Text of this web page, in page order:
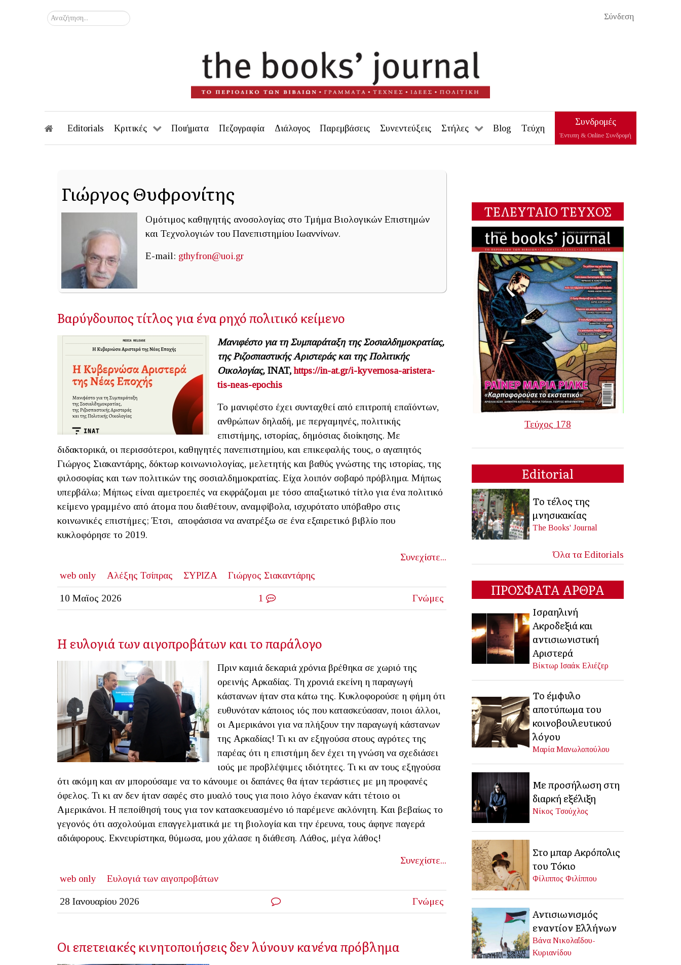
Σύνδεση
Αναζήτηση...
Editorials Κριτικές Ποιήματα Πεζογραφία Διάλογος Παρεμβάσεις Συνεντεύξεις Στήλες Blog Τεύχη
Συνδρομές
Έντυπη & Online Συνδρομή
Γιώργος Θυφρονίτης
Ομότιμος καθηγητής ανοσολογίας στο Τμήμα Βιολογικών Επιστημών
και Τεχνολογιών του Πανεπιστημίου Ιωαννίνων.
E-mail: gthyfron@uoi.gr
Βαρύγδουπος τίτλος για ένα ρηχό πολιτικό κείμενο
Μανιφέστο για τη Συμπαράταξη της Σοσιαλδημοκρατίας,
της Ριζοσπαστικής Αριστεράς και της Πολιτικής
Οικολογίας, INAT,https://in-at.gr/i-kyvernosa-aristera-
tis-neas-epochis
Το μανιφέστο έχει συνταχθεί από επιτροπή επαϊόντων,
ανθρώπων δηλαδή, με περγαμηνές, πολιτικής
επιστήμης, ιστορίας, δημόσιας διοίκησης. Με
διδακτορικά, οι περισσότεροι, καθηγητές πανεπιστημίου, και επικεφαλής τους, ο αγαπητός
Γιώργος Σιακαντάρης, δόκτωρ κοινωνιολογίας, μελετητής και βαθύς γνώστης της ιστορίας, της
φιλοσοφίας και των πολιτικών της σοσιαλδημοκρατίας. Είχα λοιπόν σοβαρό πρόβλημα. Μήπως
υπερβάλω; Μήπως είναι αμετροεπές να εκφράζομαι με τόσο απαξιωτικό τίτλο για ένα πολιτικό
κείμενο γραμμένο από άτομα που διαθέτουν, αναμφίβολα, ισχυρότατο υπόβαθρο στις
κοινωνικές επιστήμες; Έτσι, αποφάσισα να ανατρέξω σε ένα εξαιρετικό βιβλίο που
κυκλοφόρησε το 2019.
Συνεχίστε...
web only
Αλέξης Τσίπρας ΣΥΡΙΖΑ Γιώργος Σιακαντάρης
10 Μαϊος 2026 1 Γνώμες
Η ευλογιά των αιγοπροβάτων και το παράλογο
Πριν καμιά δεκαριά χρόνια βρέθηκα σε χωριό της
ορεινής Αρκαδίας. Τη χρονιά εκείνη η παραγωγή
κάστανων ήταν στα κάτω της. Κυκλοφορούσε η φήμη ότι
ευθυνόταν κάποιος ιός που κατασκεύασαν, ποιοι άλλοι,
οι Αμερικάνοι για να πλήξουν την παραγωγή κάστανων
της Αρκαδίας! Τι κι αν εξηγούσα στους αγρότες της
παρέας ότι η επιστήμη δεν έχει τη γνώση να σχεδιάσει
ιούς με προβλέψιμες ιδιότητες. Τι κι αν τους εξηγούσα
ότι ακόμη και αν μπορούσαμε να το κάνουμε οι δαπάνες θα ήταν τεράστιες με μη προφανές
όφελος. Τι κι αν δεν ήταν σαφές στο μυαλό τους για ποιο λόγο έκαναν κάτι τέτοιο οι
Αμερικάνοι. Η πεποίθησή τους για τον κατασκευασμένο ιό παρέμενε ακλόνητη. Και βεβαίως το
γεγονός ότι ασχολούμαι επαγγελματικά με τη βιολογία και την έρευνα, τους άφηνε παγερά
αδιάφορους. Εκνευρίστηκα, θύμωσα, μου χάλασε η διάθεση. Λάθος, μέγα λάθος!
Συνεχίστε...
web only
Ευλογιά των αιγοπροβάτων
28 Ιανουαρίου 2026 Γνώμες
Οι επετειακές κινητοποιήσεις δεν λύνουν κανένα πρόβλημα
ΤΕΛΕΥΤΑΙΟ ΤΕΥΧΟΣ
Τεύχος 178
Editorial
Το τέλος της
μνησικακίας
The Books' Journal
Όλα τα Editorials
ΠΡΟΣΦΑΤΑ ΑΡΘΡΑ
Ισραηλινή
Ακροδεξιά και
αντισιωνιστική
Αριστερά
Βίκτωρ Ισαάκ Ελιέζερ
Το έμφυλο
αποτύπωμα του
κοινοβουλευτικού
λόγου
Μαρία Μανωλοπούλου
Με προσήλωση στη
διαρκή εξέλιξη
Νίκος Τσούχλος
Στο μπαρ Ακρόπολις
του Τόκιο
Φίλιππος Φιλίππου
Αντισιωνισμός
εναντίον Ελλήνων
Βάνα Νικολαΐδου-
Κυριανίδου